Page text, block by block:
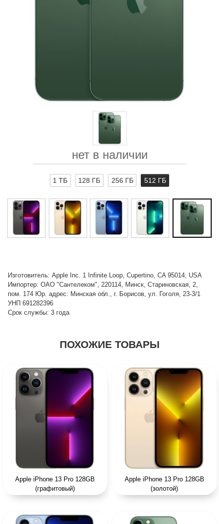
нет в наличии
1 ТБ 128 ГБ 256 ГБ 512 ГБ
Изготовитель: Apple Inc. 1 Infinite Loop, Cupertino, CA 95014, USA
Импортер: ОАО "Сантелеком", 220114, Минск, Стариновская, 2,
пом. 174 Юр. адрес: Минская обл., г. Борисов, ул. Гоголя, 23-3/1
УНП 691282396
Срок службы: 3 года
ПОХОЖИЕ ТОВАРЫ
Apple iPhone 13 Pro 128GB
(графитовый)
Apple iPhone 13 Pro 128GB
(золотой)